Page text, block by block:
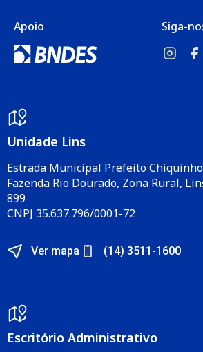
Apoio Siga-
Unidade Lins
Estrada Municipal Prefeito
Fazenda Rio Dourado, Zona Rural,
899
CNPJ 35.637.796/0001-72
Ver mapa (14) 3511-1600
Escritório Administrativo​